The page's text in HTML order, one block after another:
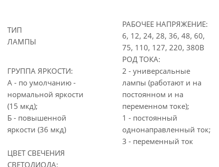
ТИП
ЛАМПЫ
РАБОЧЕЕ НАПРЯЖЕНИЕ:
6, 12, 24, 28, 36, 48, 60,
75, 110, 127, 220, 380В
ГРУППА ЯРКОСТИ:
А - по умолчанию -
нормальной яркости
(15 мкд);
Б - повышенной
яркости (36 мкд)
РОД ТОКА:
2 - универсальные
лампы (работают и на
постоянном и на
переменном токе);
1 - постоянный
однонаправленный ток;
3 - переменный ток
ЦВЕТ СВЕЧЕНИЯ
СВЕТОДИОДА: